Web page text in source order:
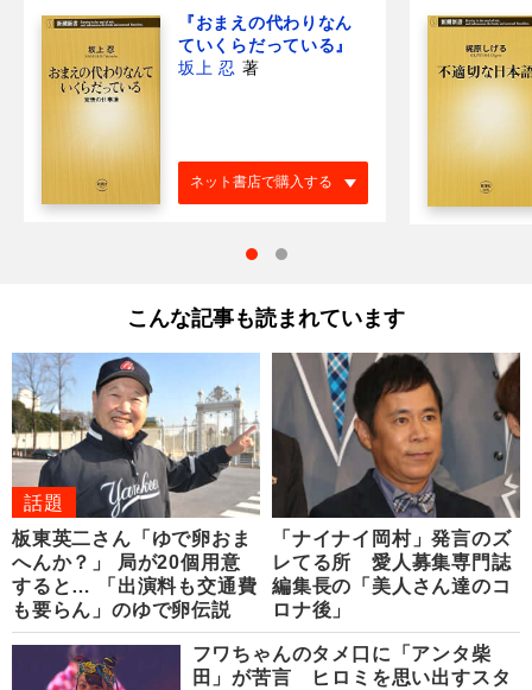
『おまえの代わりなん
ていくらだっている』
坂上 忍 著
ネット書店で購入する
こんな記事も読まれています
話題
板東英二さん「ゆで卵おま
へんか？」 局が20個用意
すると… 「出演料も交通費
も要らん」のゆで卵伝説
「ナイナイ岡村」発言のズ
レてる所 愛人募集専門誌
編集長の「美人さん達のコ
ロナ後」
フワちゃんのタメ口に「アンタ柴
田」が苦言 ヒロミを思い出すスタ